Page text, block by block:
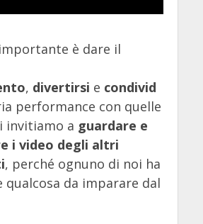
è dare il
, divertirsi e condivid
performance con quelle
invitiamo a guardare e
i video degli altri
, perché ognuno di noi ha
qualcosa da imparare dal